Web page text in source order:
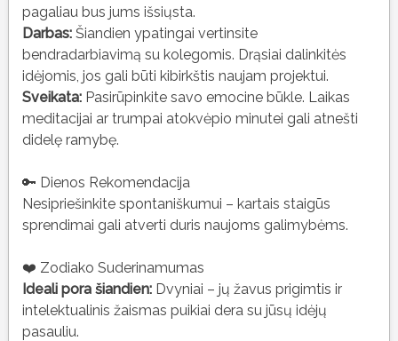
pagaliau bus jums išsiųsta.
Darbas:Šiandien ypatingai vertinsite
bendradarbiavimą su kolegomis. Drąsiai dalinkitės
idėjomis, jos gali būti kibirkštis naujam projektui.
Sveikata:Pasirūpinkite savo emocine būkle. Laikas
meditacijai ar trumpai atokvėpio minutei gali atnešti
didelę ramybę.
🔑 Dienos Rekomendacija
Nesipriešinkite spontaniškumui – kartais staigūs
sprendimai gali atverti duris naujoms galimybėms.
❤️ Zodiako Suderinamumas
Ideali pora šiandien:Dvyniai – jų žavus prigimtis ir
intelektualinis žaismas puikiai dera su jūsų idėjų
pasauliu.